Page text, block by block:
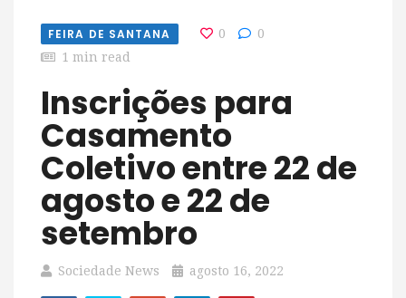
FEIRA DE SANTANA 0
0
1 min read
Inscrições para
Casamento
Coletivo entre 22 de
agosto e 22 de
setembro
Sociedade News agosto 16, 2022